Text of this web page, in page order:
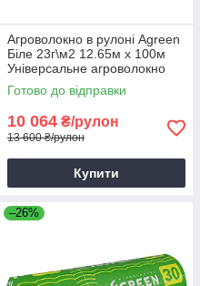
Агроволокно в рулоні Agreen
Біле 23г\м2 12.65м х 100м
Універсальне агроволокно
для грядок
Готово до відправки
10 064 ₴/рулон
13 600 ₴/рулон
Купити
–26%